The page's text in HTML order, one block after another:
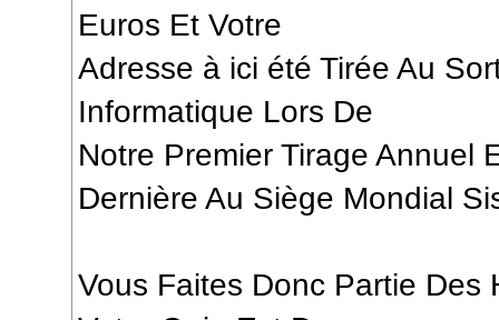
Euros Et Votre
Adresse à ici été Tirée Au
Informatique Lors De
Notre Premier Tirage Annuel
Dernière Au Siège Mondial
Vous Faites Donc Partie Des